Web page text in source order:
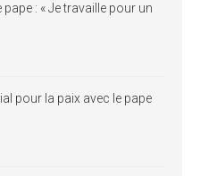
: « Je travaille pour un
pour la paix avec le pape